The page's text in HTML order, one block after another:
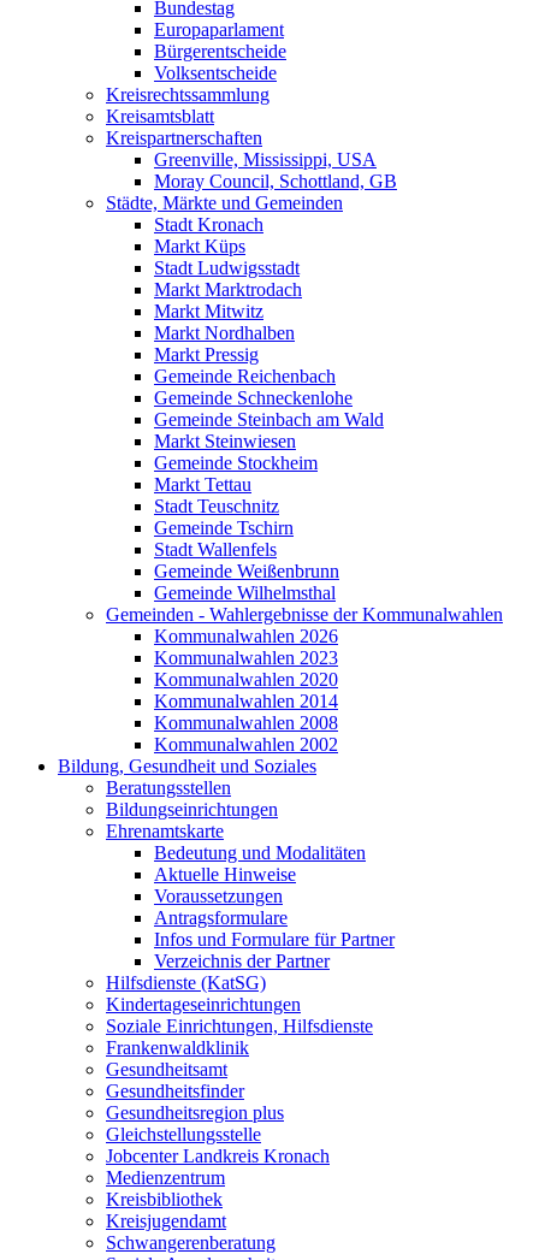
Bundestag
Europaparlament
Bürgerentscheide
Volksentscheide
Kreisrechtssammlung
Kreisamtsblatt
Kreispartnerschaften
Greenville, Mississippi, USA
Moray Council, Schottland, GB
Städte, Märkte und Gemeinden
Stadt Kronach
Markt Küps
Stadt Ludwigsstadt
Markt Marktrodach
Markt Mitwitz
Markt Nordhalben
Markt Pressig
Gemeinde Reichenbach
Gemeinde Schneckenlohe
Gemeinde Steinbach am Wald
Markt Steinwiesen
Gemeinde Stockheim
Markt Tettau
Stadt Teuschnitz
Gemeinde Tschirn
Stadt Wallenfels
Gemeinde Weißenbrunn
Gemeinde Wilhelmsthal
Gemeinden - Wahlergebnisse der Kommunalwahlen
Kommunalwahlen 2026
Kommunalwahlen 2023
Kommunalwahlen 2020
Kommunalwahlen 2014
Kommunalwahlen 2008
Kommunalwahlen 2002
Bildung, Gesundheit und Soziales
Beratungsstellen
Bildungseinrichtungen
Ehrenamtskarte
Bedeutung und Modalitäten
Aktuelle Hinweise
Voraussetzungen
Antragsformulare
Infos und Formulare für Partner
Verzeichnis der Partner
Hilfsdienste (KatSG)
Kindertageseinrichtungen
Soziale Einrichtungen, Hilfsdienste
Frankenwaldklinik
Gesundheitsamt
Gesundheitsfinder
Gesundheitsregion plus
Gleichstellungsstelle
Jobcenter Landkreis Kronach
Medienzentrum
Kreisbibliothek
Kreisjugendamt
Schwangerenberatung